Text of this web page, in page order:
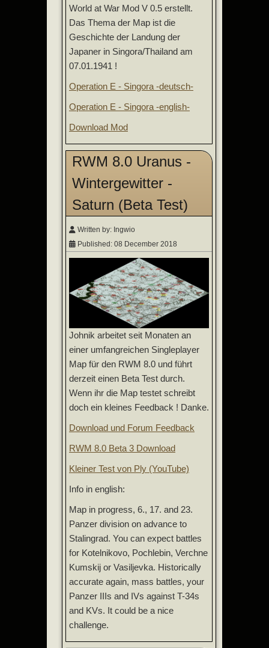
World at War Mod V 0.5 erstellt.
Das Thema der Map ist die
Geschichte der Landung der
Japaner in Singora/Thailand am
07.01.1941 !
Operation E - Singora -deutsch-
Operation E - Singora -english-
Download Mod
RWM 8.0 Uranus -
Wintergewitter -
Saturn (Beta Test)
Written by: Ingwio
Published: 08 December 2018
Johnik arbeitet seit Monaten an
einer umfangreichen Singleplayer
Map für den RWM 8.0 und führt
derzeit einen Beta Test durch.
Wenn ihr die Map testet schreibt
doch ein kleines Feedback ! Danke.
Download und Forum Feedback
RWM 8.0 Beta 3 Download
Kleiner Test von Ply (YouTube)
Info in english:
Map in progress, 6., 17. and 23.
Panzer division on advance to
Stalingrad. You can expect battles
for Kotelnikovo, Pochlebin, Verchne
Kumskij or Vasiljevka. Historically
accurate again, mass battles, your
Panzer IIIs and IVs against T-34s
and KVs. It could be a nice
challenge.